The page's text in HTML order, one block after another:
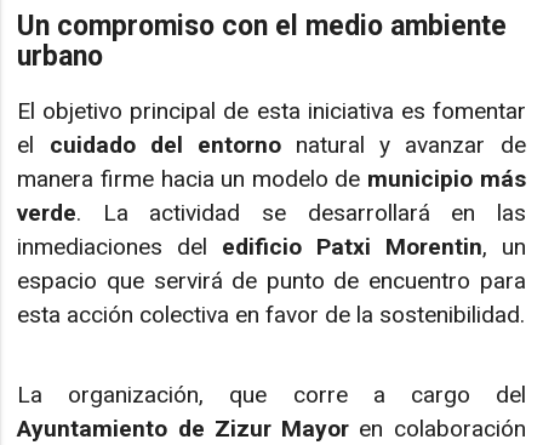
Un compromiso con el medio ambiente
urbano
El objetivo principal de esta iniciativa es fomentar
el cuidado del entornonatural y avanzar de
manera firme hacia un modelo de municipio más
verde. La actividad se desarrollará en las
inmediaciones del edificio Patxi Morentin, un
espacio que servirá de punto de encuentro para
esta acción colectiva en favor de la sostenibilidad.
La organización, que corre a cargo del
Ayuntamiento de Zizur Mayor en colaboración